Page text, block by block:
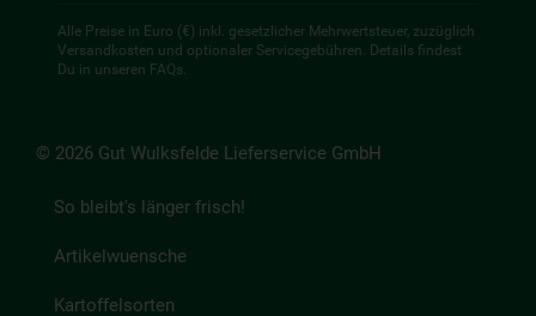
Alle Preise in Euro (€) inkl. gesetzlicher Mehrwertsteuer, zuzüglich
Versandkosten und optionaler Servicegebühren. Details findest
Du in unseren FAQs.
© 2026 Gut Wulksfelde Lieferservice GmbH
So bleibt's länger frisch!
Artikelwuensche
Kartoffelsorten